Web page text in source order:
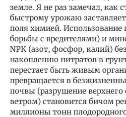
земле. Я не раз замечал, как
быстрому урожаю
поля химией. Использование
борьбы с вредителями) и
NPK (азот, фосфор, калий)
накоплению нитратов в
перестает быть живым
превращается в
почвы (разрушение верхнего
ветром) становится бичом
миллионы тонн